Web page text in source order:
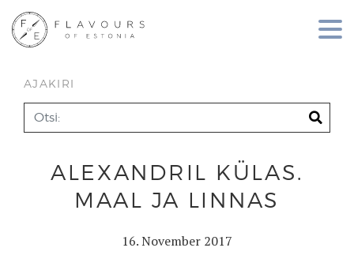
AJAKIRI
ALEXANDRIL KÜLAS.
MAAL JA LINNAS
16. November 2017